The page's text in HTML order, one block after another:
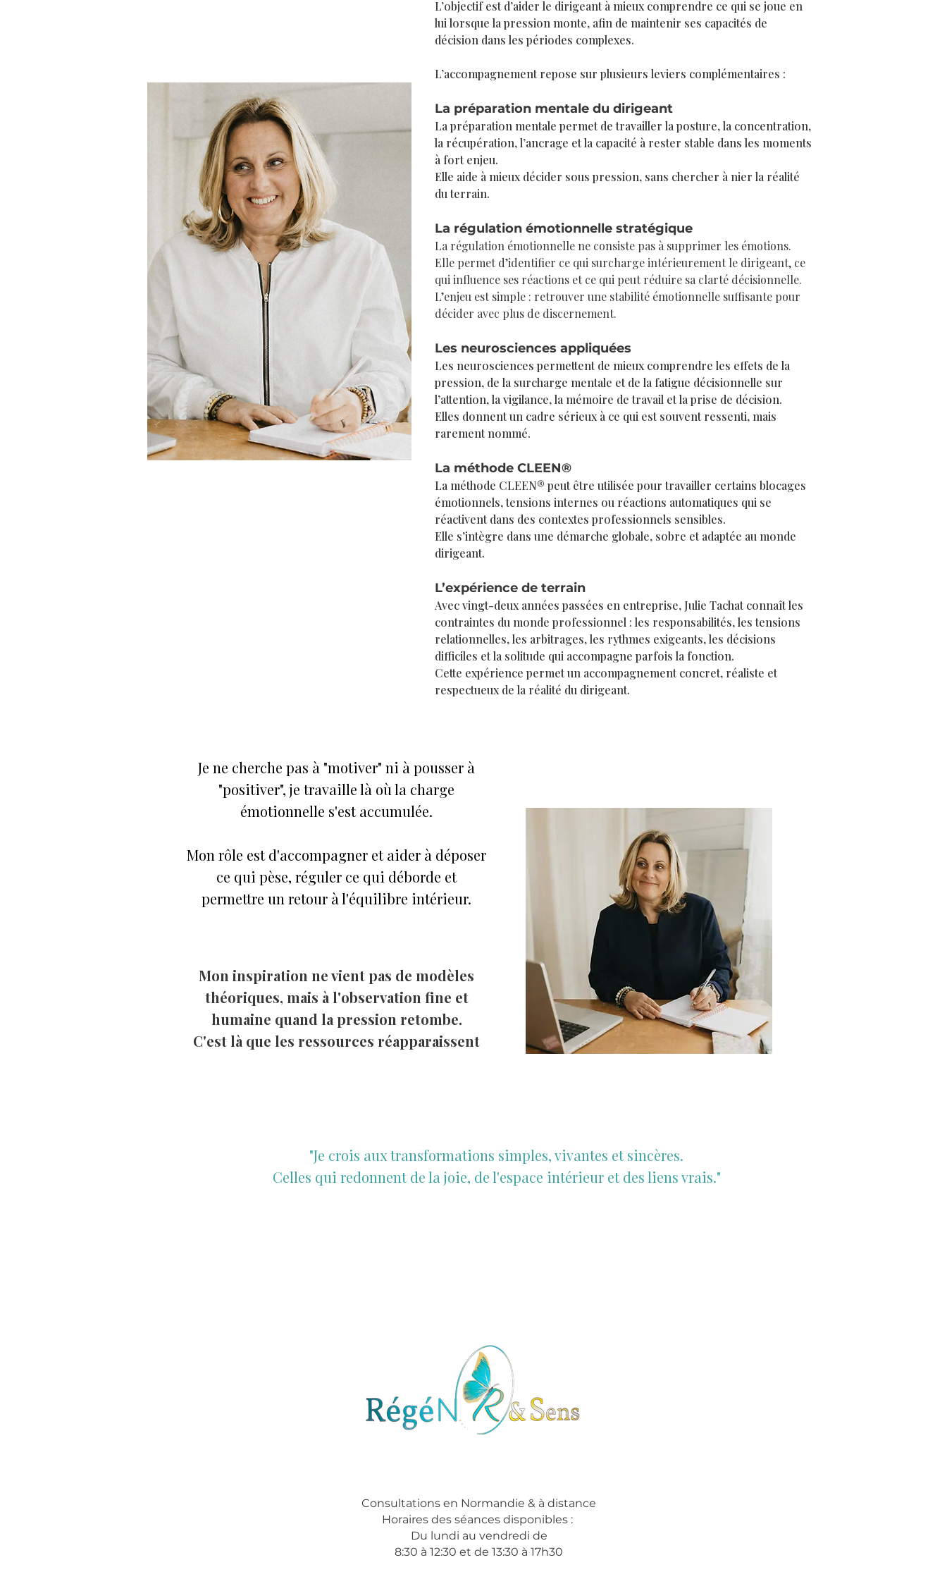
L’objectif est d’aider le dirigeant à mieux comprendre ce qui se joue en
lui lorsque la pression monte, afin de maintenir ses capacités de
décision dans les périodes complexes.
L’accompagnement repose sur plusieurs leviers complémentaires :
La préparation mentale du dirigeant
La préparation mentale permet de travailler la posture, la concentration,
la récupération, l’ancrage et la capacité à rester stable dans les moments
à fort enjeu.
Elle aide à mieux décider sous pression, sans chercher à nier la réalité
du terrain.
La régulation émotionnelle stratégique
La régulation émotionnelle ne consiste pas à supprimer les émotions.
Elle permet d’identifier ce qui surcharge intérieurement le dirigeant, ce
qui influence ses réactions et ce qui peut réduire sa clarté décisionnelle.
L’enjeu est simple : retrouver une stabilité émotionnelle suffisante pour
décider avec plus de discernement.
Les neurosciences appliquées
Les neurosciences permettent de mieux comprendre les effets de la
pression, de la surcharge mentale et de la fatigue décisionnelle sur
l’attention, la vigilance, la mémoire de travail et la prise de décision.
Elles donnent un cadre sérieux à ce qui est souvent ressenti, mais
rarement nommé.
La méthode CLEEN®
La méthode CLEEN® peut être utilisée pour travailler certains blocages
émotionnels, tensions internes ou réactions automatiques qui se
réactivent dans des contextes professionnels sensibles.
Elle s’intègre dans une démarche globale, sobre et adaptée au monde
dirigeant.
L’expérience de terrain
Avec vingt-deux années passées en entreprise, Julie Tachat connaît les
contraintes du monde professionnel : les responsabilités, les tensions
relationnelles, les arbitrages, les rythmes exigeants, les décisions
difficiles et la solitude qui accompagne parfois la fonction.
Cette expérience permet un accompagnement concret, réaliste et
respectueux de la réalité du dirigeant.
Je ne cherche pas à "motiver" ni à pousser à
"positiver", je travaille là où la charge
émotionnelle s'est accumulée.
Mon rôle est d'accompagner et aider à déposer
ce qui pèse, réguler ce qui déborde et
permettre un retour à l'équilibre intérieur.
Mon inspiration ne vient pas de modèles
théoriques, mais à l'observation fine et
humaine quand la pression retombe.
C'est là que les ressources réapparaissent
"Je crois aux transformations simples, vivantes et sincères.
Celles qui redonnent de la joie, de l'espace intérieur et des liens vrais."
Consultations en Normandie & à distance
Horaires des séances disponibles :
Du lundi au vendredi de
8:30 à 12:30 et de 13:30 à 17h30